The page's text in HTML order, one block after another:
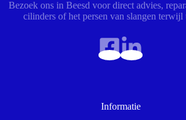
Bezoek ons in Beesd voor direct advies,
cilinders of het persen van slangen terwijl
Informatie